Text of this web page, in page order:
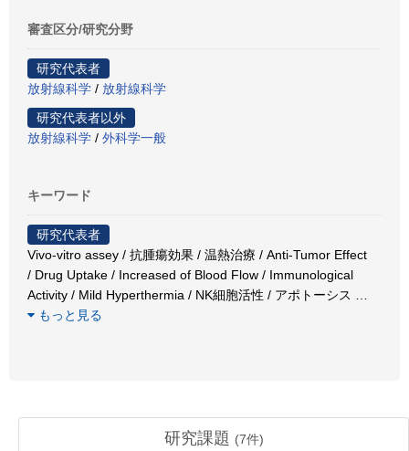
審査区分/研究分野
研究代表者
放射線科学 / 放射線科学
研究代表者以外
放射線科学 / 外科学一般
キーワード
研究代表者
Vivo-vitro assey / 抗腫瘍効果 / 温熱治療 / Anti-Tumor Effect
/ Drug Uptake / Increased of Blood Flow / Immunological
Activity / Mild Hyperthermia / NK細胞活性 / アポトーシス
もっと見る
研究課題 (7件)